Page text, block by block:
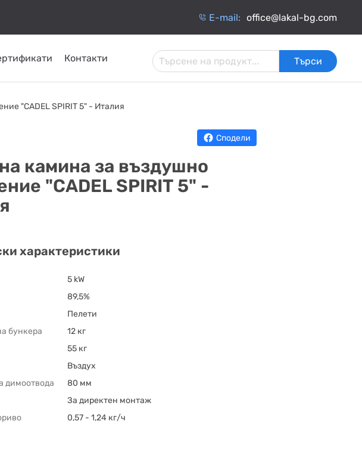
Е-mail: office@lakal-bg.com
СЛЪНЧЕВИ
ПЛАСТИНЧАТИ
Контакти Търси
"CADEL SPIRIT 5" - Италия
Сподели
камина за въздушно
"CADEL SPIRIT 5" -
характеристики
5 kW
89,5%
Пелети
бункера
12 кг
55 кг
Въздух
димоотвода
80 мм
За директен монтаж
0,57 - 1,24 кг/ч